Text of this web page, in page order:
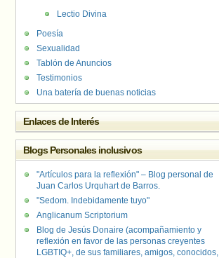
Lectio Divina
Poesía
Sexualidad
Tablón de Anuncios
Testimonios
Una batería de buenas noticias
Enlaces de Interés
Blogs Personales inclusivos
"Artículos para la reflexión" – Blog personal de
Juan Carlos Urquhart de Barros.
"Sedom. Indebidamente tuyo"
Anglicanum Scriptorium
Blog de Jesús Donaire (acompañamiento y
reflexión en favor de las personas creyentes
LGBTIQ+, de sus familiares, amigos, conocidos,